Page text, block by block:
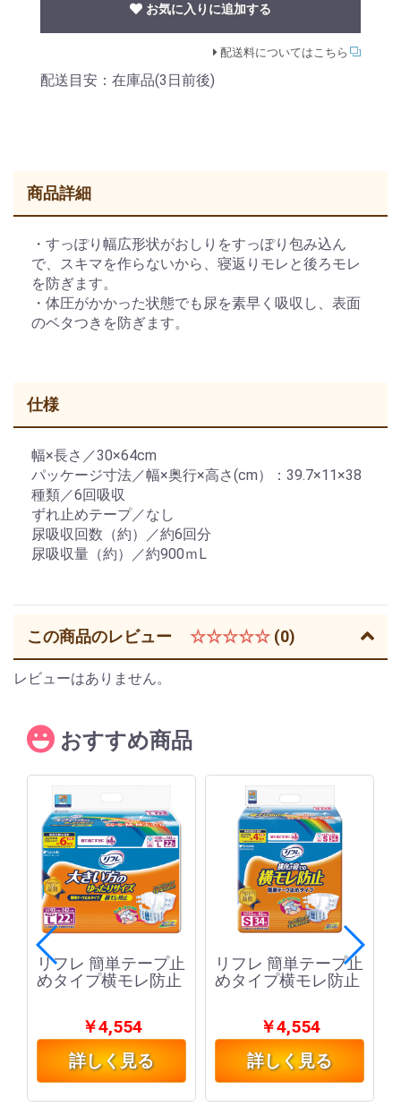
お気に入りに追加する
配送料についてはこちら
配送目安：在庫品(3日前後)
商品詳細
・すっぽり幅広形状がおしりをすっぽり包み込ん
で、スキマを作らないから、寝返りモレと後ろモレ
を防ぎます。
・体圧がかかった状態でも尿を素早く吸収し、表面
のベタつきを防ぎます。
仕様
幅×長さ／30×64cm
パッケージ寸法／幅×奥行×高さ(cm）：39.7×11×38
種類／6回吸収
ずれ止めテープ／なし
尿吸収回数（約）／約6回分
尿吸収量（約）／約900ｍL
この商品のレビュー ☆☆☆☆☆ (0)
レビューはありません。
おすすめ商品
リフレ 簡単テープ止
めタイプ横モレ防止
￥4,554
詳しく見る
リフレ 簡単テープ止
めタイプ横モレ防止
￥4,554
詳しく見る